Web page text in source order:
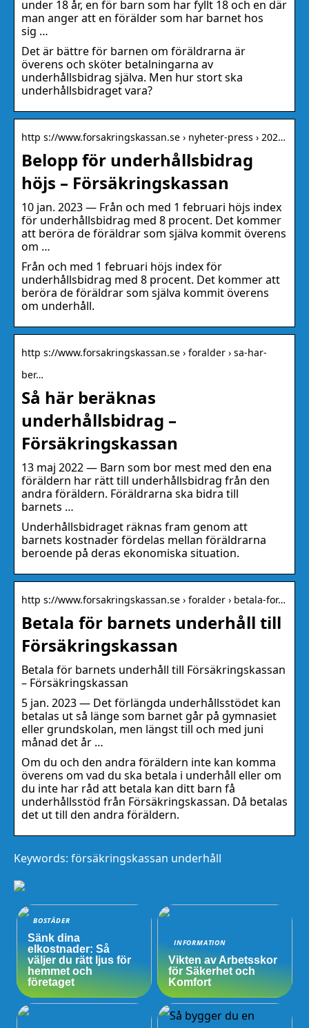
under 18 år, en för barn som har fyllt 18 och en där
man anger att en förälder som har barnet hos
sig …
Det är bättre för barnen om föräldrarna är
överens och sköter betalningarna av
underhållsbidrag själva. Men hur stort ska
underhållsbidraget vara?
http s://www.forsakringskassan.se › nyheter-press › 202…
Belopp för underhållsbidrag
höjs – Försäkringskassan
10 jan. 2023 — Från och med 1 februari höjs index
för underhållsbidrag med 8 procent. Det kommer
att beröra de föräldrar som själva kommit överens
om …
Från och med 1 februari höjs index för
underhållsbidrag med 8 procent. Det kommer att
beröra de föräldrar som själva kommit överens
om underhåll.
http s://www.forsakringskassan.se › foralder › sa-har-
ber…
Så här beräknas
underhållsbidrag –
Försäkringskassan
13 maj 2022 — Barn som bor mest med den ena
föräldern har rätt till underhållsbidrag från den
andra föräldern. Föräldrarna ska bidra till
barnets …
Underhållsbidraget räknas fram genom att
barnets kostnader fördelas mellan föräldrarna
beroende på deras ekonomiska situation.
http s://www.forsakringskassan.se › foralder › betala-for…
Betala för barnets underhåll till
Försäkringskassan
Betala för barnets underhåll till Försäkringskassan
– Försäkringskassan
5 jan. 2023 — Det förlängda underhållsstödet kan
betalas ut så länge som barnet går på gymnasiet
eller grundskolan, men längst till och med juni
månad det år …
Om du och den andra föräldern inte kan komma
överens om vad du ska betala i underhåll eller om
du inte har råd att betala kan ditt barn få
underhållsstöd från Försäkringskassan. Då betalas
det ut till den andra föräldern.
Keywords: försäkringskassan underhåll
BOSTÄDER
Sänk dina
elkostnader: Så
väljer du rätt ljus för
hemmet och
företaget
INFORMATION
Vikten av Arbetsskor
för Säkerhet och
Komfort